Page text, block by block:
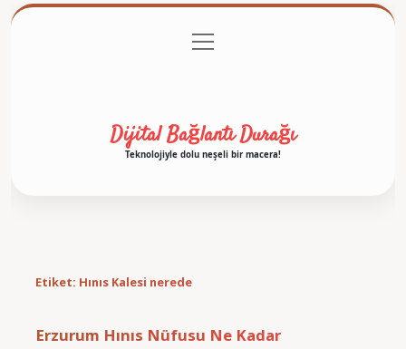
Gizlilik Politikası
menüyü
aç
Dijital Bağlantı Durağı
Teknolojiyle dolu neşeli bir macera!
Etiket: Hınıs Kalesi nerede
Erzurum Hınıs Nüfusu Ne Kadar